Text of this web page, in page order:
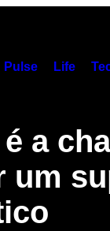
Pulse Life
a
um